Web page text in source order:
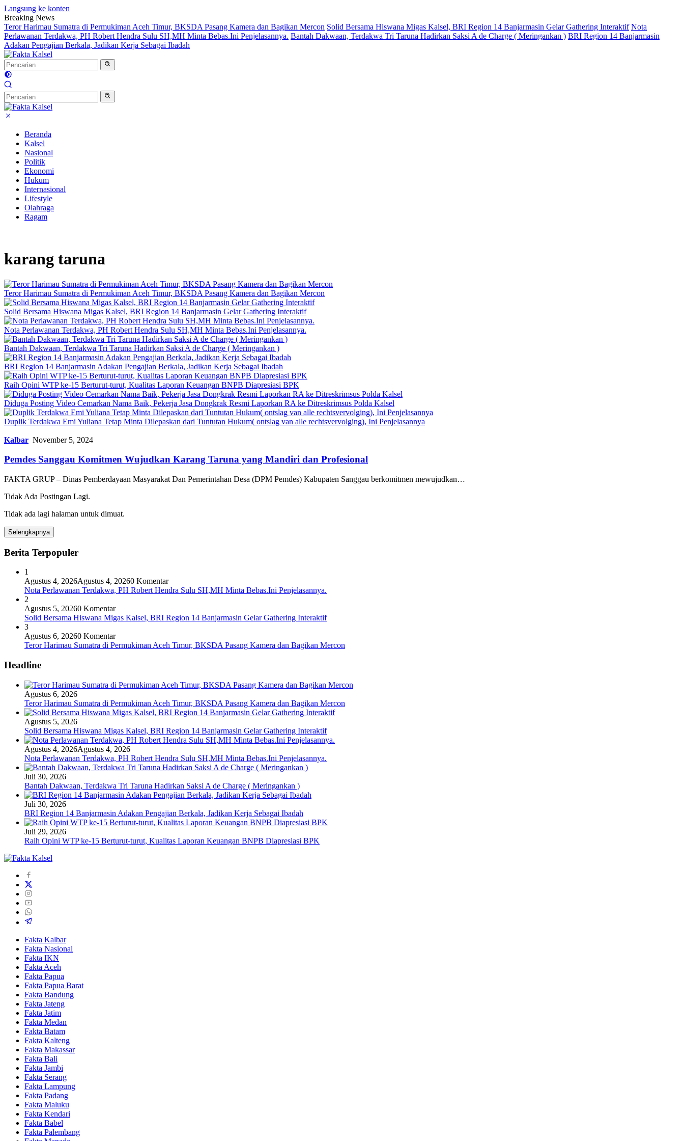
Langsung ke konten
Breaking News
Teror Harimau Sumatra di Permukiman Aceh Timur, BKSDA Pasang Kamera dan Bagikan Mercon Solid Bersama Hiswana Migas Kalsel, BRI Region 14 Banjarmasin Gelar Gathering Interaktif Nota
Perlawanan Terdakwa, PH Robert Hendra Sulu SH,MH Minta Bebas.Ini Penjelasannya. Bantah Dakwaan, Terdakwa Tri Taruna Hadirkan Saksi A de Charge ( Meringankan ) BRI Region 14 Banjarmasin
Adakan Pengajian Berkala, Jadikan Kerja Sebagai Ibadah
Beranda
Kalsel
Nasional
Politik
Ekonomi
Hukum
Internasional
Lifestyle
Olahraga
Ragam
karang taruna
Teror Harimau Sumatra di Permukiman Aceh Timur, BKSDA Pasang Kamera dan Bagikan Mercon
Solid Bersama Hiswana Migas Kalsel, BRI Region 14 Banjarmasin Gelar Gathering Interaktif
Nota Perlawanan Terdakwa, PH Robert Hendra Sulu SH,MH Minta Bebas.Ini Penjelasannya.
Bantah Dakwaan, Terdakwa Tri Taruna Hadirkan Saksi A de Charge ( Meringankan )
BRI Region 14 Banjarmasin Adakan Pengajian Berkala, Jadikan Kerja Sebagai Ibadah
Raih Opini WTP ke-15 Berturut-turut, Kualitas Laporan Keuangan BNPB Diapresiasi BPK
Diduga Posting Video Cemarkan Nama Baik, Pekerja Jasa Dongkrak Resmi Laporkan RA ke Ditreskrimsus Polda Kalsel
Duplik Terdakwa Emi Yuliana Tetap Minta Dilepaskan dari Tuntutan Hukum( ontslag van alle rechtsvervolging), Ini Penjelasannya
Kalbar November 5, 2024
Pemdes Sanggau Komitmen Wujudkan Karang Taruna yang Mandiri dan Profesional
FAKTA GRUP – Dinas Pemberdayaan Masyarakat Dan Pemerintahan Desa (DPM Pemdes) Kabupaten Sanggau berkomitmen mewujudkan…
Tidak Ada Postingan Lagi.
Tidak ada lagi halaman untuk dimuat.
Selengkapnya
Berita Terpopuler
1
Agustus 4, 2026Agustus 4, 20260 Komentar
Nota Perlawanan Terdakwa, PH Robert Hendra Sulu SH,MH Minta Bebas.Ini Penjelasannya.
2
Agustus 5, 20260 Komentar
Solid Bersama Hiswana Migas Kalsel, BRI Region 14 Banjarmasin Gelar Gathering Interaktif
3
Agustus 6, 20260 Komentar
Teror Harimau Sumatra di Permukiman Aceh Timur, BKSDA Pasang Kamera dan Bagikan Mercon
Headline
Agustus 6, 2026
Teror Harimau Sumatra di Permukiman Aceh Timur, BKSDA Pasang Kamera dan Bagikan Mercon
Agustus 5, 2026
Solid Bersama Hiswana Migas Kalsel, BRI Region 14 Banjarmasin Gelar Gathering Interaktif
Agustus 4, 2026Agustus 4, 2026
Nota Perlawanan Terdakwa, PH Robert Hendra Sulu SH,MH Minta Bebas.Ini Penjelasannya.
Juli 30, 2026
Bantah Dakwaan, Terdakwa Tri Taruna Hadirkan Saksi A de Charge ( Meringankan )
Juli 30, 2026
BRI Region 14 Banjarmasin Adakan Pengajian Berkala, Jadikan Kerja Sebagai Ibadah
Juli 29, 2026
Raih Opini WTP ke-15 Berturut-turut, Kualitas Laporan Keuangan BNPB Diapresiasi BPK
Fakta Kalbar
Fakta Nasional
Fakta IKN
Fakta Aceh
Fakta Papua
Fakta Papua Barat
Fakta Bandung
Fakta Jateng
Fakta Jatim
Fakta Medan
Fakta Batam
Fakta Kalteng
Fakta Makassar
Fakta Bali
Fakta Jambi
Fakta Serang
Fakta Lampung
Fakta Padang
Fakta Maluku
Fakta Kendari
Fakta Babel
Fakta Palembang